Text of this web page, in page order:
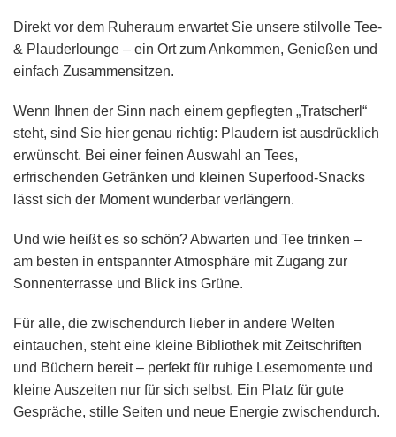
Direkt vor dem Ruheraum erwartet Sie unsere stilvolle Tee-
& Plauderlounge – ein Ort zum Ankommen, Genießen und
einfach Zusammensitzen.
Wenn Ihnen der Sinn nach einem gepflegten „Tratscherl“
steht, sind Sie hier genau richtig: Plaudern ist ausdrücklich
erwünscht. Bei einer feinen Auswahl an Tees,
erfrischenden Getränken und kleinen Superfood-Snacks
lässt sich der Moment wunderbar verlängern.
Und wie heißt es so schön? Abwarten und Tee trinken –
am besten in entspannter Atmosphäre mit Zugang zur
Sonnenterrasse und Blick ins Grüne.
Für alle, die zwischendurch lieber in andere Welten
eintauchen, steht eine kleine Bibliothek mit Zeitschriften
und Büchern bereit – perfekt für ruhige Lesemomente und
kleine Auszeiten nur für sich selbst. Ein Platz für gute
Gespräche, stille Seiten und neue Energie zwischendurch.